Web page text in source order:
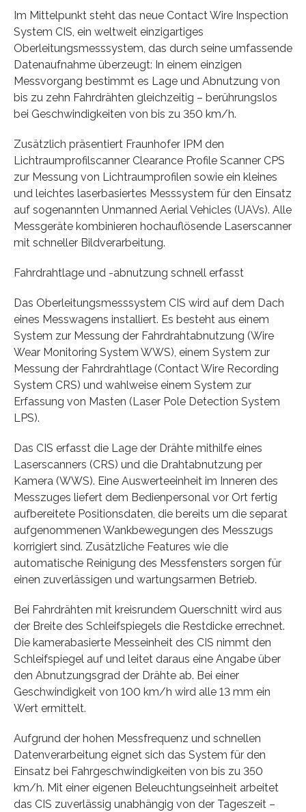
Im Mittelpunkt steht das neue Contact Wire Inspection
System CIS, ein weltweit einzigartiges
Oberleitungsmesssystem, das durch seine umfassende
Datenaufnahme überzeugt: In einem einzigen
Messvorgang bestimmt es Lage und Abnutzung von
bis zu zehn Fahrdrähten gleichzeitig – berührungslos
bei Geschwindigkeiten von bis zu 350 km/h.
Zusätzlich präsentiert Fraunhofer IPM den
Lichtraumprofilscanner Clearance Profile Scanner CPS
zur Messung von Lichtraumprofilen sowie ein kleines
und leichtes laserbasiertes Messsystem für den Einsatz
auf sogenannten Unmanned Aerial Vehicles (UAVs). Alle
Messgeräte kombinieren hochauflösende Laserscanner
mit schneller Bildverarbeitung.
Fahrdrahtlage und -abnutzung schnell erfasst
Das Oberleitungsmesssystem CIS wird auf dem Dach
eines Messwagens installiert. Es besteht aus einem
System zur Messung der Fahrdrahtabnutzung (Wire
Wear Monitoring System WWS), einem System zur
Messung der Fahrdrahtlage (Contact Wire Recording
System CRS) und wahlweise einem System zur
Erfassung von Masten (Laser Pole Detection System
LPS).
Das CIS erfasst die Lage der Drähte mithilfe eines
Laserscanners (CRS) und die Drahtabnutzung per
Kamera (WWS). Eine Auswerteeinheit im Inneren des
Messzuges liefert dem Bedienpersonal vor Ort fertig
aufbereitete Positionsdaten, die bereits um die separat
aufgenommenen Wankbewegungen des Messzugs
korrigiert sind. Zusätzliche Features wie die
automatische Reinigung des Messfensters sorgen für
einen zuverlässigen und wartungsarmen Betrieb.
Bei Fahrdrähten mit kreisrundem Querschnitt wird aus
der Breite des Schleifspiegels die Restdicke errechnet.
Die kamerabasierte Messeinheit des CIS nimmt den
Schleifspiegel auf und leitet daraus eine Angabe über
den Abnutzungsgrad der Drähte ab. Bei einer
Geschwindigkeit von 100 km/h wird alle 13 mm ein
Wert ermittelt.
Aufgrund der hohen Messfrequenz und schnellen
Datenverarbeitung eignet sich das System für den
Einsatz bei Fahrgeschwindigkeiten von bis zu 350
km/h. Mit einer eigenen Beleuchtungseinheit arbeitet
das CIS zuverlässig unabhängig von der Tageszeit –